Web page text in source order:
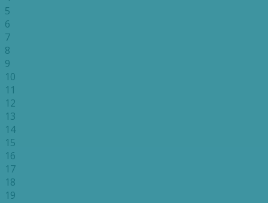
5
6
7
8
9
10
11
12
13
14
15
16
17
18
19